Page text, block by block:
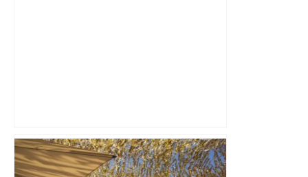
Toulouse. Un incendie se déclare dans
un bâtiment désaffecté : une